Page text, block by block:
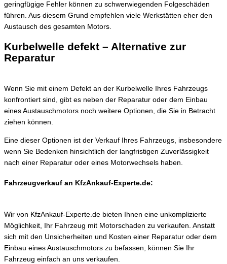
geringfügige Fehler können zu schwerwiegenden Folgeschäden
führen. Aus diesem Grund empfehlen viele Werkstätten eher den
Austausch des gesamten Motors.
Kurbelwelle defekt – Alternative zur
Reparatur
Wenn Sie mit einem Defekt an der Kurbelwelle Ihres Fahrzeugs
konfrontiert sind, gibt es neben der Reparatur oder dem Einbau
eines Austauschmotors noch weitere Optionen, die Sie in Betracht
ziehen können.
Eine dieser Optionen ist der Verkauf Ihres Fahrzeugs, insbesondere
wenn Sie Bedenken hinsichtlich der langfristigen Zuverlässigkeit
nach einer Reparatur oder eines Motorwechsels haben.
Fahrzeugverkauf an KfzAnkauf-Experte.de:
Wir von KfzAnkauf-Experte.de bieten Ihnen eine unkomplizierte
Möglichkeit, Ihr Fahrzeug mit Motorschaden zu verkaufen. Anstatt
sich mit den Unsicherheiten und Kosten einer Reparatur oder dem
Einbau eines Austauschmotors zu befassen, können Sie Ihr
Fahrzeug einfach an uns verkaufen.